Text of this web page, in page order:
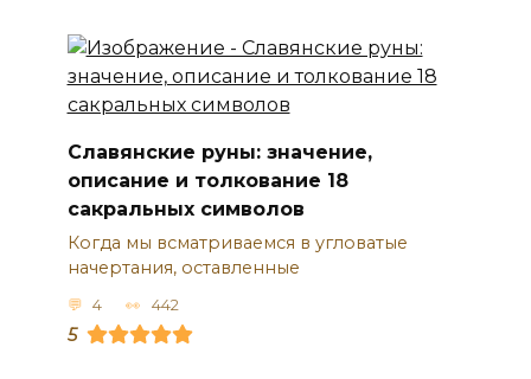
Славянские руны: значение,
описание и толкование 18
сакральных символов
Когда мы всматриваемся в угловатые
начертания, оставленные
4 442
5